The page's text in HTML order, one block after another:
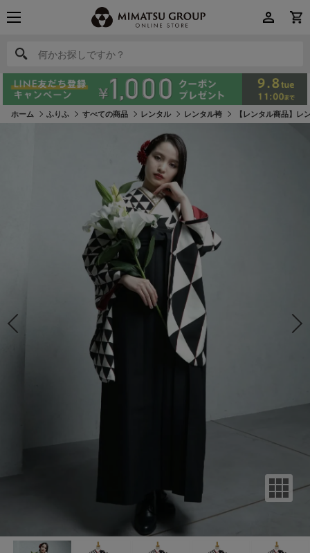
何かお探しですか？
何かお探しですか？
ホーム ふりふ すべての商品 レンタル レンタル袴 【レンタル商品】レ